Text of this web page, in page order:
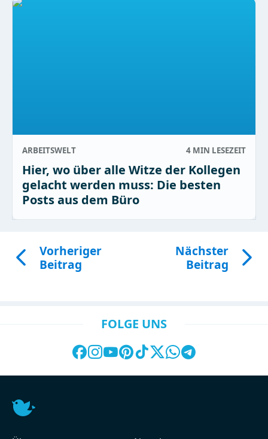
ARBEITSWELT 4 MIN LESEZEIT
Hier, wo über alle Witze der Kollegen
gelacht werden muss: Die besten
Posts aus dem Büro
Vorheriger
Beitrag
Nächster
Beitrag
FOLGE UNS